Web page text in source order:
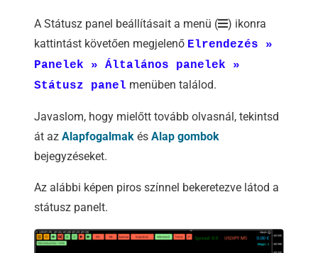
A Státusz panel beállításait a menü (
) ikonra
kattintást követően megjelenő Elrendezés »
Panelek » Általános panelek »
Státusz panel menüben találod.
Javaslom, hogy mielőtt tovább olvasnál, tekintsd
át az Alapfogalmak és Alap gombok
bejegyzéseket.
Az alábbi képen piros színnel bekeretezve látod a
státusz panelt.